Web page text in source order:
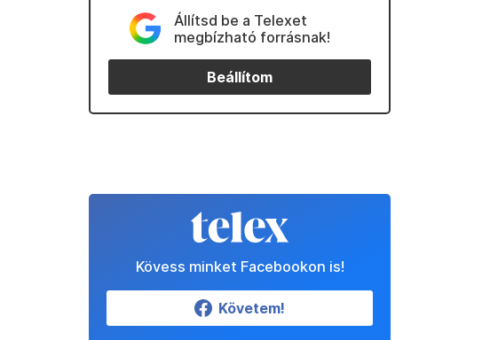
Állítsd be a Telexet
megbízható forrásnak!
Beállítom
Kövess minket Facebookon is!
Követem!